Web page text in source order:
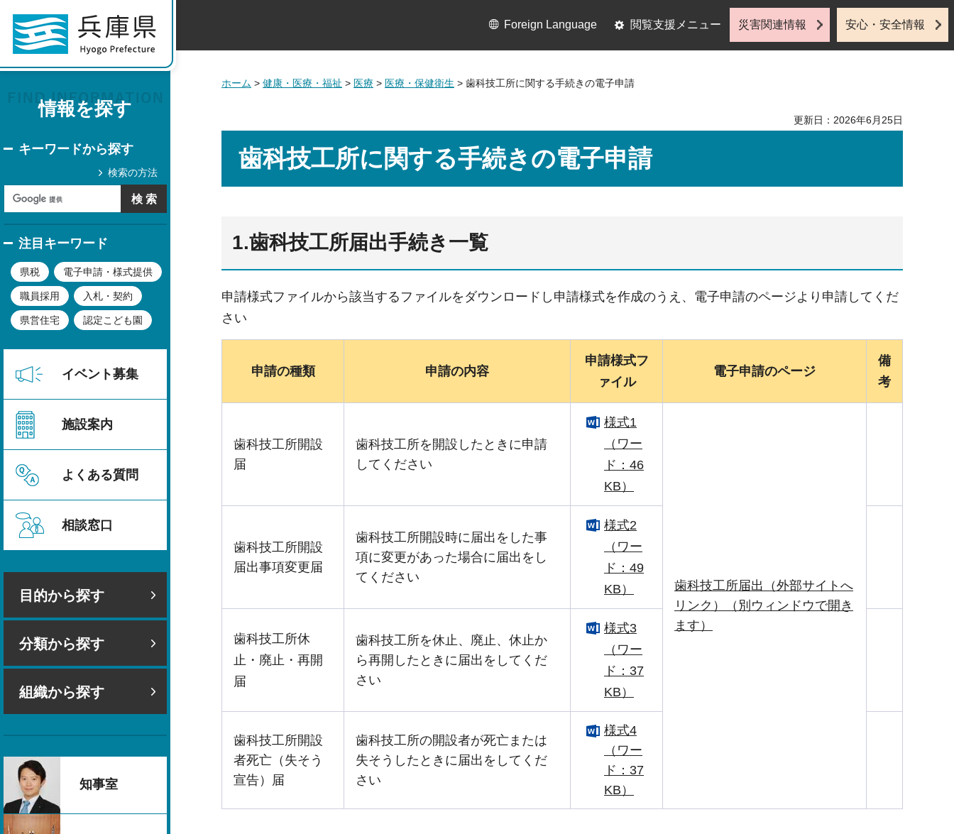
情報を探す
キーワードから探す
検索の方法
注目キーワード
県税 電子申請・様式提供
職員採用 入札・契約
県営住宅 認定こども園
イベント募集
施設案内
よくある質問
相談窓口
目的から探す
分類から探す
組織から探す
知事室
Foreign Language 閲覧支援メニュー 災害関連情報 安心・安全情報
ホーム > 健康・医療・福祉 > 医療 > 医療・保健衛生 > 歯科技工所に関する手続きの電子申請
更新日：2026年6月25日
歯科技工所に関する手続きの電子申請
1.歯科技工所届出手続き一覧
申請様式ファイルから該当するファイルをダウンロードし申請様式を作成のうえ、電子申請のページより申請してくだ
さい
申請の種類 申請の内容
申請様式フ
ァイル
電子申請のページ
備
考
歯科技工所開設
届
歯科技工所を開設したときに申請
してください
様式1
（ワー
ド：46
KB）
歯科技工所届出（外部サイトへ
リンク）（別ウィンドウで開き
ます）
歯科技工所開設
届出事項変更届
歯科技工所開設時に届出をした事
項に変更があった場合に届出をし
てください
様式2
（ワー
ド：49
KB）
歯科技工所休
止・廃止・再開
届
歯科技工所を休止、廃止、休止か
ら再開したときに届出をしてくだ
さい
様式3
（ワー
ド：37
KB）
歯科技工所開設
者死亡（失そう
宣告）届
歯科技工所の開設者が死亡または
失そうしたときに届出をしてくだ
さい
様式4
（ワー
ド：37
KB）